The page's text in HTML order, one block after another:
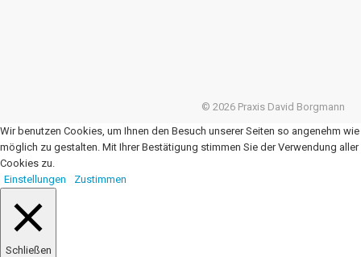
© 2026 Praxis David Borgmann
Wir benutzen Cookies, um Ihnen den Besuch unserer Seiten so angenehm wie
möglich zu gestalten. Mit Ihrer Bestätigung stimmen Sie der Verwendung aller
Cookies zu.
Einstellungen
Zustimmen
Schließen